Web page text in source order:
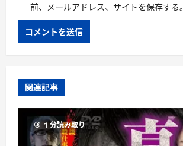
前、メールアドレス、サイトを保存する。
関連記事
1 分読み取り